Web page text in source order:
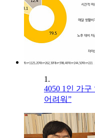
1.
4050 1인 가구
어려워”